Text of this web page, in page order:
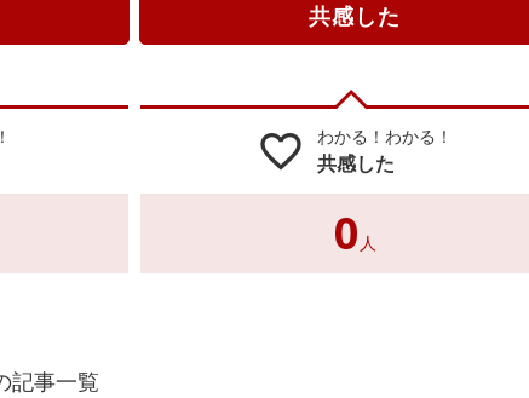
共感した
favorite_border わかる！わかる！
共感した
0 人
記事一覧